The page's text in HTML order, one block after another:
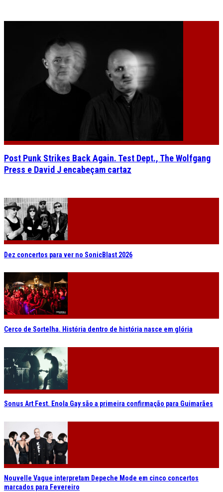
Post Punk Strikes Back Again. Test Dept., The Wolfgang
Press e David J encabeçam cartaz
Dez concertos para ver no SonicBlast 2026
Cerco de Sortelha. História dentro de história nasce em glória
Sonus Art Fest. Enola Gay são a primeira confirmação para Guimarães
Nouvelle Vague interpretam Depeche Mode em cinco concertos
marcados para Fevereiro